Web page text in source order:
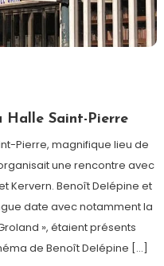
Halle Saint-Pierre
Pierre, magnifique lieu de
une rencontre avec
Kervern. Benoît Delépine et
date avec notamment la
», étaient présents
de Benoît Delépine […]